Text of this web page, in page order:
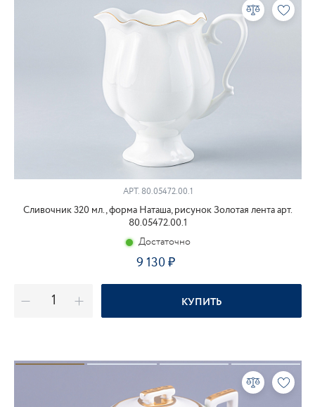
АРТ.80.05472.00.1
Сливочник 320 мл., форма Наташа, рисунок Золотая лента арт.
80.05472.00.1
Достаточно
9 130
КУПИТЬ